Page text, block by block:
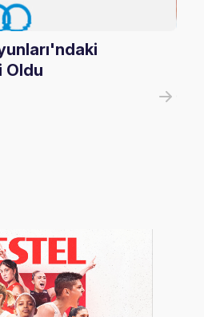
Oldu